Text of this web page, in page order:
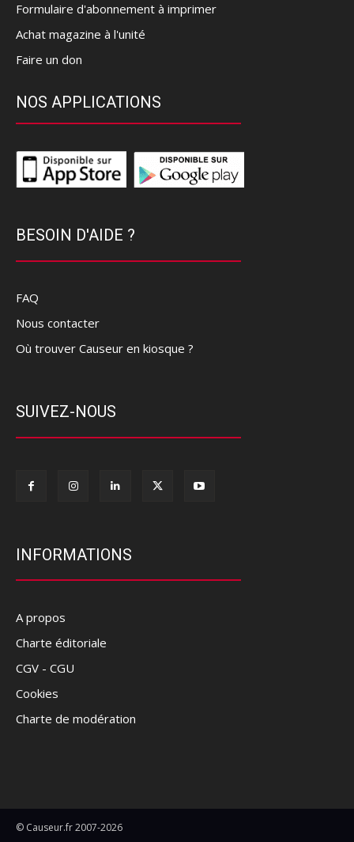
Formulaire d'abonnement à imprimer
Achat magazine à l'unité
Faire un don
NOS APPLICATIONS
BESOIN D'AIDE ?
FAQ
Nous contacter
Où trouver Causeur en kiosque ?
SUIVEZ-NOUS
INFORMATIONS
A propos
Charte éditoriale
CGV - CGU
Cookies
Charte de modération
© Causeur.fr 2007-2026